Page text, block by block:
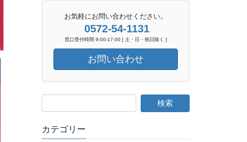
お気軽にお問い合わせください。
0572-54-1131
窓口受付時間 9:00-17:00 [ 土・日・祝日除く ]
お問い合わせ
カテゴリー